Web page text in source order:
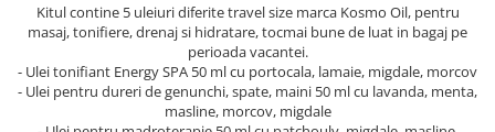
Kitul contine 5 uleiuri diferite travel size marca Kosmo Oil, pentru
masaj, tonifiere, drenaj si hidratare, tocmai bune de luat in bagaj pe
perioada vacantei.
- Ulei tonifiant Energy SPA 50 ml cu portocala, lamaie, migdale, morcov
- Ulei pentru dureri de genunchi, spate, maini 50 ml cu lavanda, menta,
masline, morcov, migdale